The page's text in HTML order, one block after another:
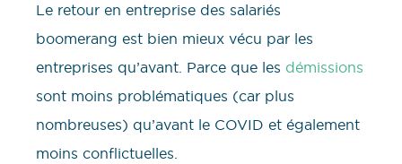
Le retour en entreprise des salariés
boomerang est bien mieux vécu par les
entreprises qu’avant. Parce que les démissions
sont moins problématiques (car plus
nombreuses) qu’avant le COVID et également
moins conflictuelles.